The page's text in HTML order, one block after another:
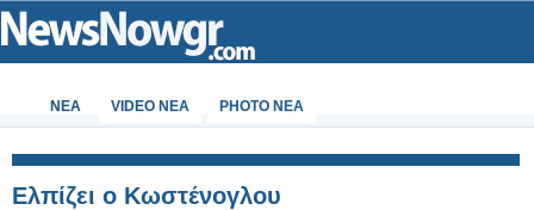
ΝΕΑ VIDEO NEA PHOTO NEA
Ελπίζει ο Κωστένογλου